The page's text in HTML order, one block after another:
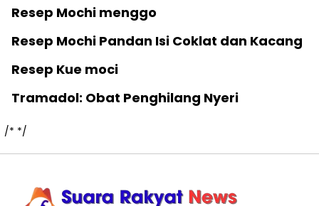
Resep Mochi menggo
Resep Mochi Pandan Isi Coklat dan Kacang
Resep Kue moci
Tramadol: Obat Penghilang Nyeri
/* */